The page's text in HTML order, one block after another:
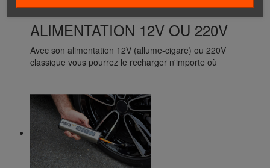
ALIMENTATION 12V OU 220V
Avec son alimentation 12V (allume-cigare) ou 220V
classique vous pourrez le recharger n'importe où